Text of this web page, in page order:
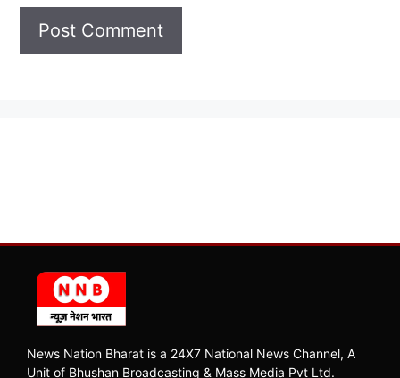
News Nation Bharat is a 24X7 National News Channel, A
Unit of Bhushan Broadcasting & Mass Media Pvt Ltd.